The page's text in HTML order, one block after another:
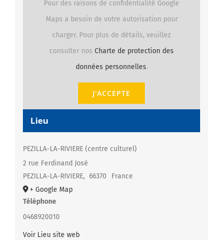
Lieu
PEZILLA-LA-RIVIERE (centre culturel)
2 rue Ferdinand José
PEZILLA-LA-RIVIERE, 66370
France
+ Google Map
Téléphone
0468920010
Voir Lieu site web
Pour des raisons de confidentialité Google
Maps a besoin de votre autorisation pour
charger. Pour plus de détails, veuillez
consulter nos Charte de protection des
données personnelles.
J'ACCEPTE